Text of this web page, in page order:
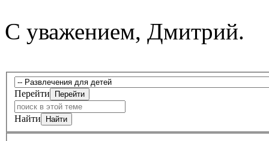
С уважением, Дмитрий.
Перейти
Найти